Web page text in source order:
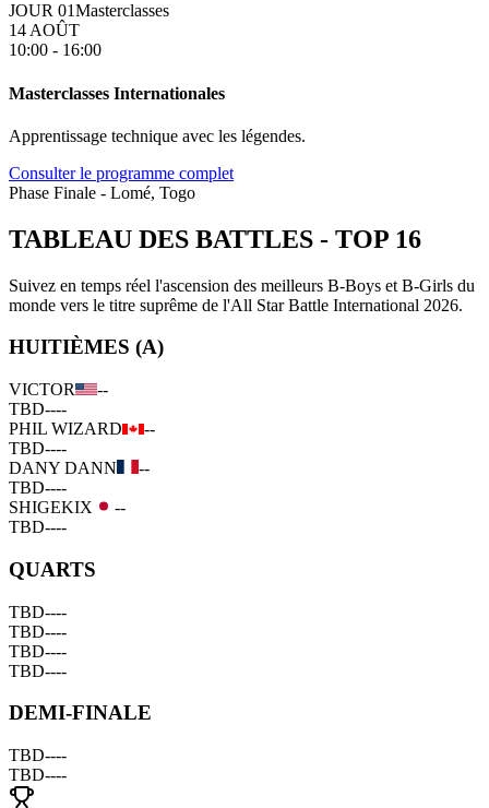
JOUR 01Masterclasses
14 AOÛT
10:00 - 16:00
Masterclasses Internationales
Apprentissage technique avec les légendes.
Consulter le programme complet
Phase Finale - Lomé, Togo
TABLEAU DES BATTLES - TOP 16
Suivez en temps réel l'ascension des meilleurs B-Boys et B-Girls du
monde vers le titre suprême de l'All Star Battle International 2026.
HUITIÈMES (A)
VICTOR
--
TBD----
PHIL WIZARD
--
TBD----
DANY DANN
--
TBD----
SHIGEKIX
--
TBD----
QUARTS
TBD----
TBD----
TBD----
TBD----
DEMI-FINALE
TBD----
TBD----